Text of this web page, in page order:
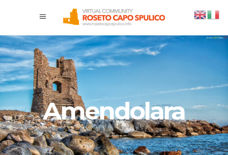
Amendolara